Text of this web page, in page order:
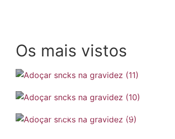
Os mais vistos
SOMP (SOP): 5 Ideias de